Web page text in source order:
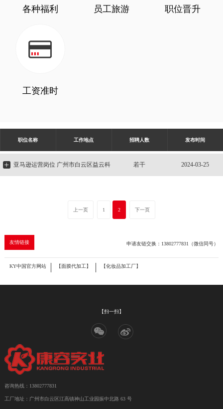
各种福利 员工旅游 职位晋升
工资准时
职位名称 工作地点 招聘人数 发布时间
+ 亚马逊运营岗位 广州市白云区益云科 若干 2024-03-25
上一页 1 2 下一页
友情链接 申请友链交换：13802777831（微信同号）
KY中国官方网站 【面膜代加工】 【化妆品加工厂】
【扫一扫】
咨询热线：13802777831
工厂地址：广州市白云区江高镇神山工业园振中北路 63 号